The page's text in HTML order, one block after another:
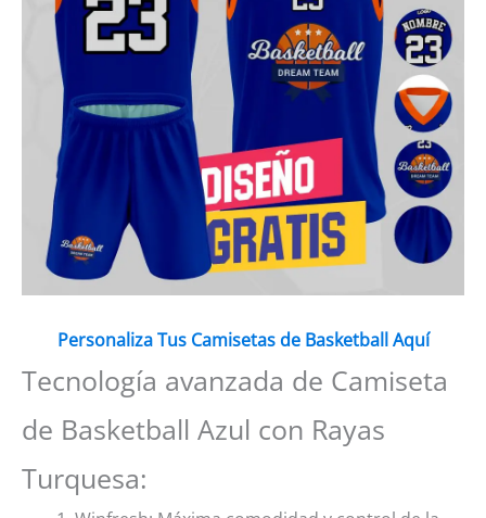
Personaliza Tus Camisetas de Basketball Aquí
Tecnología avanzada de Camiseta
de Basketball Azul con Rayas
Turquesa: